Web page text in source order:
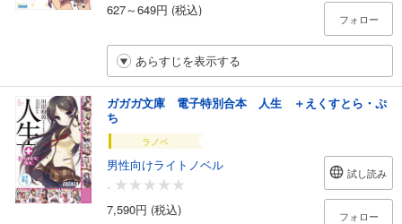
627～649円 (税込)
フォロー
あらすじを表示する
ガガガ文庫 電子特別合本 人生 ＋えくすとら・ぷ
ち
ラノベ
男性向けライトノベル
-
7,590円 (税込)
試し読み
フォロー